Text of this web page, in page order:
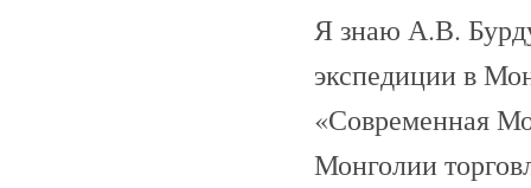
Я знаю А.В.
экспедиции в
«Современная
Монголии